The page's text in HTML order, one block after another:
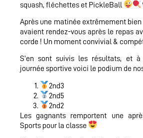
squash, fléchettes et PickleBall
Après une matinée extrêmement
avaient rendez-vous après le repas
corde ! Un moment convivial &
S’en sont suivis les résultats, et
journée sportive voici le podium de
2nd3
2nd5
2nd2
Les gagnants remportent une
Sports pour la classe